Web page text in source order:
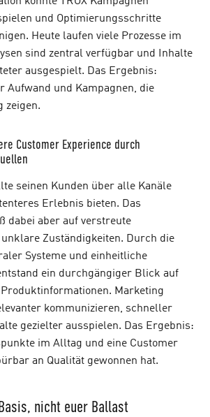
und Optimierungsschritte
Heute laufen viele Prozesse im
sind zentral verfügbar und Inhalte
ausgespielt. Das Ergebnis:
Aufwand und Kampagnen, die
zeigen.
Customer Experience durch
seinen Kunden über alle Kanäle
Erlebnis bieten. Das
dabei aber auf verstreute
Zuständigkeiten. Durch die
Systeme und einheitliche
ein durchgängiger Blick auf
Marketing
kommunizieren, schneller
gezielter ausspielen. Das Ergebnis:
im Alltag und eine Customer
an Qualität gewonnen hat.
nicht euer Ballast